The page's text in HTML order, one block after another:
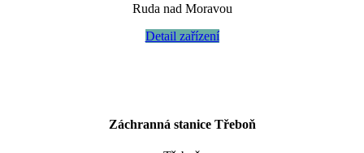
Ruda nad Moravou
Detail zařízení
Záchranná stanice Třeboň